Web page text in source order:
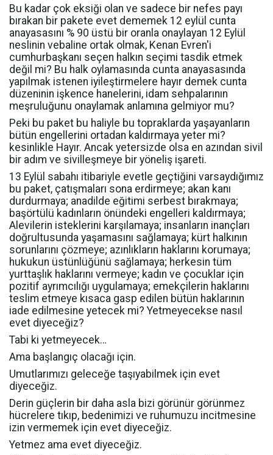
Bu kadar çok eksiği olan ve sadece bir nefes payı
bırakan bir pakete evet dememek 12 eylül cunta
anayasasını % 90 üstü bir oranla onaylayan 12 Eylül
neslinin vebaline ortak olmak, Kenan Evren'i
cumhurbaşkanı seçen halkın seçimi tasdik etmek
değil mi? Bu halk oylamasında cunta anayasasında
yapılmak istenen iyileştirmelere hayır demek cunta
düzeninin işkence hanelerini, idam sehpalarının
meşruluğunu onaylamak anlamına gelmiyor mu?
Peki bu paket bu haliyle bu topraklarda yaşayanların
bütün engellerini ortadan kaldırmaya yeter mi?
kesinlikle Hayır. Ancak yetersizde olsa en azından sivil
bir adım ve sivilleşmeye bir yöneliş işareti.
13 Eylül sabahı itibariyle evetle geçtiğini varsaydığımız
bu paket, çatışmaları sona erdirmeye; akan kanı
durdurmaya; anadilde eğitimi serbest bırakmaya;
başörtülü kadınların önündeki engelleri kaldırmaya;
Alevilerin isteklerini karşılamaya; insanların inançları
doğrultusunda yaşamasını sağlamaya; kürt halkının
sorunlarını çözmeye; azınlıkların haklarını korumaya;
hukukun üstünlüğünü sağlamaya; herkesin tüm
yurttaşlık haklarını vermeye; kadın ve çocuklar için
pozitif ayrımcılığı uygulamaya; emekçilerin haklarını
teslim etmeye kısaca gasp edilen bütün haklarının
iade edilmesine yetecek mi? Yetmeyecekse nasıl
evet diyeceğiz?
Tabi ki yetmeyecek…
Ama başlangıç olacağı için.
Umutlarımızı geleceğe taşıyabilmek için evet
diyeceğiz.
Derin güçlerin bir daha asla bizi görünür görünmez
hücrelere tıkıp, bedenimizi ve ruhumuzu incitmesine
izin vermemek için evet diyeceğiz.
Yetmez ama evet diyeceğiz.